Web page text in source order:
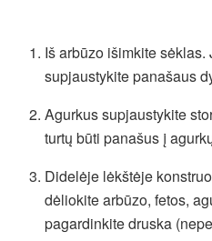
Iš arbūzo išimkite sėklas.
supjaustykite panašaus
Agurkus supjaustykite
turtų būti panašus į
Didelėje lėkštėje
dėliokite arbūzo, fetos,
pagardinkite druska